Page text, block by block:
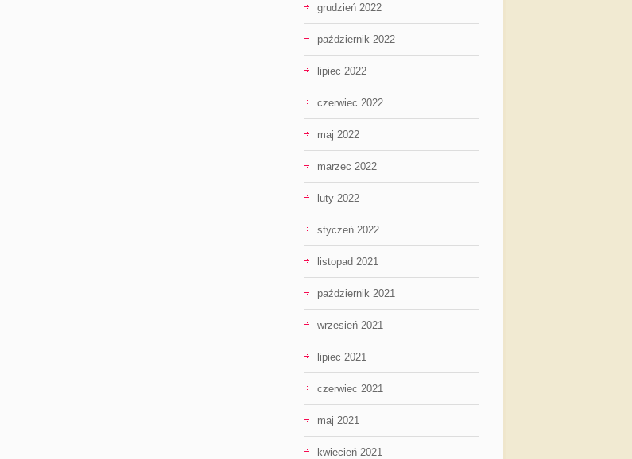
grudzień 2022
październik 2022
lipiec 2022
czerwiec 2022
maj 2022
marzec 2022
luty 2022
styczeń 2022
listopad 2021
październik 2021
wrzesień 2021
lipiec 2021
czerwiec 2021
maj 2021
kwiecień 2021